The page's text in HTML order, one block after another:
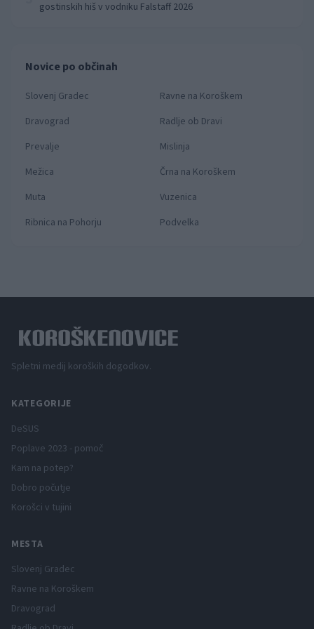
gostinskih hiš v vodniku Falstaff 2026
Novice po občinah
Slovenj Gradec
Ravne na Koroškem
Dravograd
Radlje ob Dravi
Prevalje
Mislinja
Mežica
Črna na Koroškem
Muta
Vuzenica
Ribnica na Pohorju
Podvelka
Spletni medij koroških dogodkov.
KATEGORIJE
DeSUS
Poplave 2023 - pomoč
Kam na potep?
Dobro počutje
Korošci v tujini
MESTA
Slovenj Gradec
Ravne na Koroškem
Dravograd